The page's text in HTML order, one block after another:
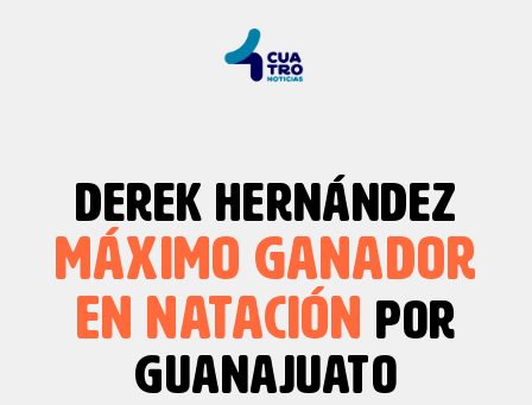
DEREK HERNÁNDEZ
MÁXIMO GANADOR
EN NATACIÓN POR
GUANAJUATO